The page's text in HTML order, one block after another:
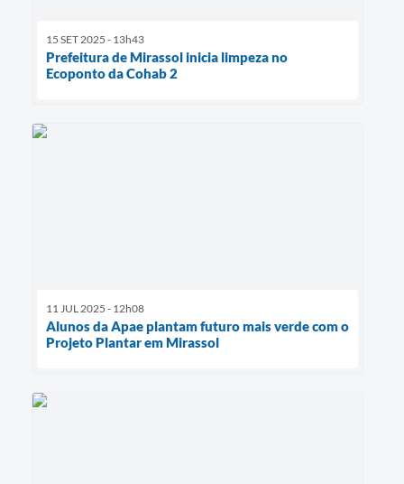
15 SET 2025 - 13h43
Prefeitura de Mirassol inicia limpeza no
Ecoponto da Cohab 2
11 JUL 2025 - 12h08
Alunos da Apae plantam futuro mais verde com o
Projeto Plantar em Mirassol